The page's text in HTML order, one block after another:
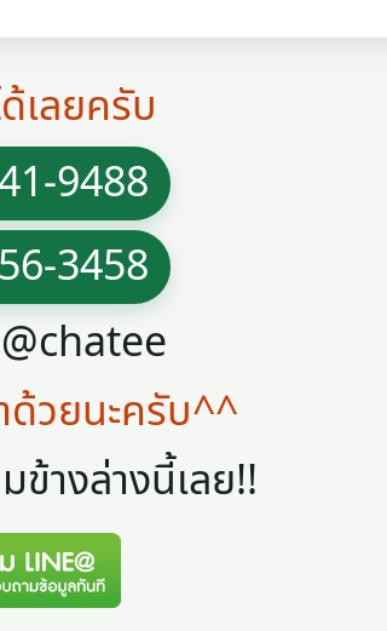
เลยครับ
9488
3458
ด้วยนะครับ^^
างล่างนี้เลย!!